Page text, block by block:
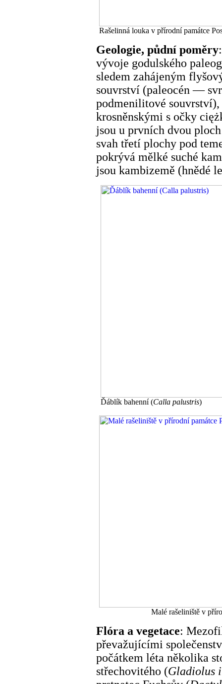
Rašelinná louka v přírodní památce
Geologie, půdní poměry
vývoje godulského
sledem zahájeným
souvrství (paleocén —
podmenilitové
krosněnskými s očky
jsou u prvních dvou
svah třetí plochy pod
pokrývá mělké suché
jsou kambizemě (hnědé
Ďáblík bahenní (Calla palustris)
Malé rašeliniště v
Flóra a vegetace:
převažujícími
počátkem léta několika
střechovitého (Gladiolus